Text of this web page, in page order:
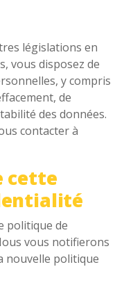
législations en
vous disposez de
y compris
de
des données.
contacter à
cette
politique de
vous notifierons
nouvelle politique